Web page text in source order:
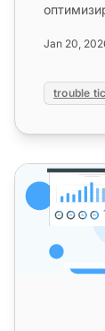
Jan 20,
trouble